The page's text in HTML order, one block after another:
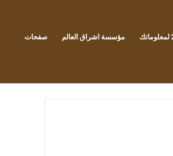
مؤسسة اشراق العالم صفحات